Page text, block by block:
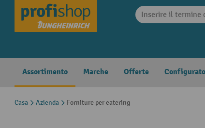
Skip to main navigation
Assortimento Marche Offerte
Casa Azienda Forniture per catering